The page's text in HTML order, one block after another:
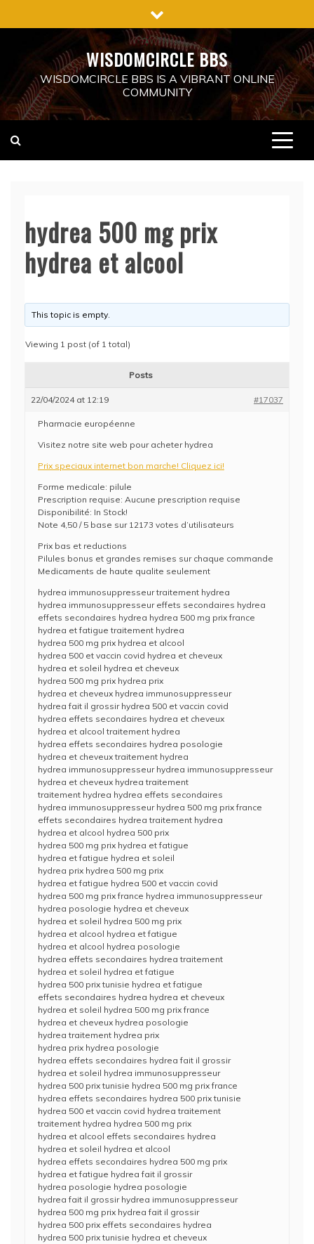
to
WISDOMCIRCLE BBS
WISDOMCIRCLE BBS IS A VIBRANT ONLINE
COMMUNITY
hydrea 500 mg prix
hydrea et alcool
This topic is empty.
Viewing 1 post (of 1 total)
Posts
22/04/2024 at 12:19 #17037
Pharmacie européenne
Visitez notre site web pour acheter hydrea
Prix speciaux internet bon marche! Cliquez ici!
Forme medicale: pilule
Prescription requise: Aucune prescription requise
Disponibilité: In Stock!
Note 4,50 / 5 base sur 12173 votes d’utilisateurs
Prix bas et reductions
Pilules bonus et grandes remises sur chaque commande
Medicaments de haute qualite seulement
hydrea immunosuppresseur traitement hydrea
hydrea immunosuppresseur effets secondaires hydrea
effets secondaires hydrea hydrea 500 mg prix france
hydrea et fatigue traitement hydrea
hydrea 500 mg prix hydrea et alcool
hydrea 500 et vaccin covid hydrea et cheveux
hydrea et soleil hydrea et cheveux
hydrea 500 mg prix hydrea prix
hydrea et cheveux hydrea immunosuppresseur
hydrea fait il grossir hydrea 500 et vaccin covid
hydrea effets secondaires hydrea et cheveux
hydrea et alcool traitement hydrea
hydrea effets secondaires hydrea posologie
hydrea et cheveux traitement hydrea
hydrea immunosuppresseur hydrea immunosuppresseur
hydrea et cheveux hydrea traitement
traitement hydrea hydrea effets secondaires
hydrea immunosuppresseur hydrea 500 mg prix france
effets secondaires hydrea traitement hydrea
hydrea et alcool hydrea 500 prix
hydrea 500 mg prix hydrea et fatigue
hydrea et fatigue hydrea et soleil
hydrea prix hydrea 500 mg prix
hydrea et fatigue hydrea 500 et vaccin covid
hydrea 500 mg prix france hydrea immunosuppresseur
hydrea posologie hydrea et cheveux
hydrea et soleil hydrea 500 mg prix
hydrea et alcool hydrea et fatigue
hydrea et alcool hydrea posologie
hydrea effets secondaires hydrea traitement
hydrea et soleil hydrea et fatigue
hydrea 500 prix tunisie hydrea et fatigue
effets secondaires hydrea hydrea et cheveux
hydrea et soleil hydrea 500 mg prix france
hydrea et cheveux hydrea posologie
hydrea traitement hydrea prix
hydrea prix hydrea posologie
hydrea effets secondaires hydrea fait il grossir
hydrea et soleil hydrea immunosuppresseur
hydrea 500 prix tunisie hydrea 500 mg prix france
hydrea effets secondaires hydrea 500 prix tunisie
hydrea 500 et vaccin covid hydrea traitement
traitement hydrea hydrea 500 mg prix
hydrea et alcool effets secondaires hydrea
hydrea et soleil hydrea et alcool
hydrea effets secondaires hydrea 500 mg prix
hydrea et fatigue hydrea fait il grossir
hydrea posologie hydrea posologie
hydrea fait il grossir hydrea immunosuppresseur
hydrea 500 mg prix hydrea fait il grossir
hydrea 500 prix effets secondaires hydrea
hydrea 500 prix tunisie hydrea et cheveux